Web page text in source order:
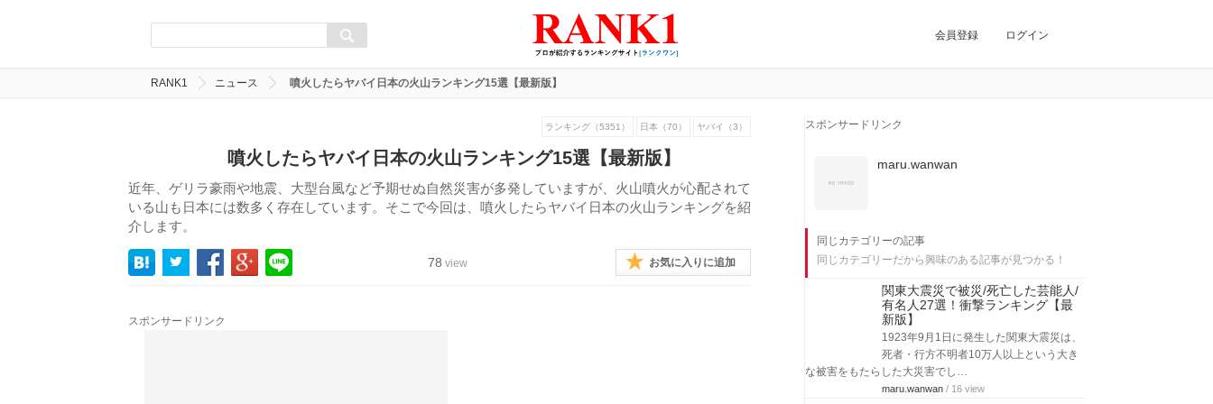
会員登録 ログイン
RANK1 ニュース 噴火したらヤバイ日本の火山ランキング15選【最新版】
ランキング（5351） 日本（70） ヤバイ（3）
噴火したらヤバイ日本の火山ランキング15選【最新版】
近年、ゲリラ豪雨や地震、大型台風など予期せぬ自然災害が多発していますが、火山噴火が心配されて
いる山も日本には数多く存在しています。そこで今回は、噴火したらヤバイ日本の火山ランキングを紹
介します。
78 view お気に入りに追加
スポンサードリンク
スポンサードリンク
maru.wanwan
同じカテゴリーの記事
同じカテゴリーだから興味のある記事が見つかる！
関東大震災で被災/死亡した芸能人/
有名人27選！衝撃ランキング【最
新版】
1923年9月1日に発生した関東大震災は、
死者・行方不明者10万人以上という大き
な被害をもたらした大災害でし…
maru.wanwan / 16 view